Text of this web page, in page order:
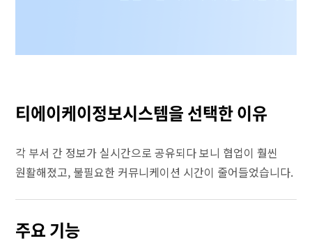
티에이케이정보시스템을 선택한 이유
각 부서 간 정보가 실시간으로 공유되다 보니 협업이 훨씬
원활해졌고, 불필요한 커뮤니케이션 시간이 줄어들었습니다.
주요 기능